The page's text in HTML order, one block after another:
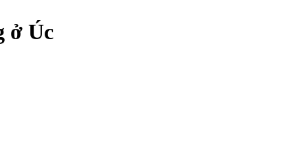
ở Úc